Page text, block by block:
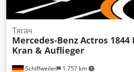
Schiffweiler 1 757 km
Тягач
Mercedes-BenzActros 1844
Kran & Auflieger